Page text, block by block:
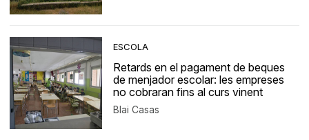
ESCOLA
Retards en el pagament de beques
de menjador escolar: les empreses
no cobraran fins al curs vinent
Blai Casas